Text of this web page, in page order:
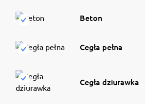
Beton
Cegła pełna
Cegła dziurawka